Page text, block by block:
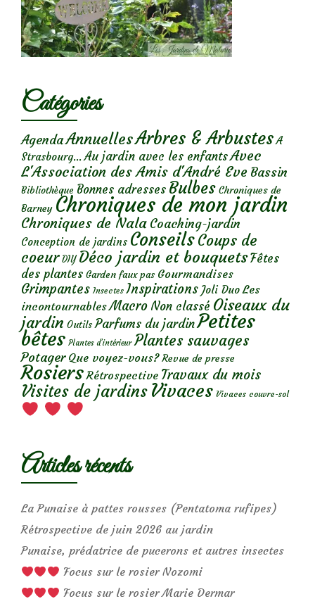
Catégories
AgendaAnnuellesArbres & Arbustes A
Strasbourg... Au jardin avec les enfantsAvec
L'Association des Amis d'André Eve Bassin
Bibliothèque Bonnes adresses Bulbes Chroniques de
Barney Chroniques de mon jardin
Chroniques de Nala Coaching-jardin
Conception de jardins ConseilsCoups de
coeur DIY Déco jardin et bouquetsFêtes
des plantes Garden faux pas Gourmandises
Grimpantes Insectes Inspirations Joli Duo Les
incontournables Macro Non classé Oiseaux du
jardin Outils Parfums du jardinPetites
bêtes Plantes d’intérieur Plantes sauvages
Potager Que voyez-vous? Revue de presse
Rosiers Rétrospective Travaux du mois
Visites de jardins Vivaces Vivaces couvre-sol
Articles récents
La Punaise à pattes rousses (Pentatoma rufipes)
Rétrospective de juin 2026 au jardin
Punaise, prédatrice de pucerons et autres insectes
Focus sur le rosier Nozomi
Focus sur le rosier Marie Dermar